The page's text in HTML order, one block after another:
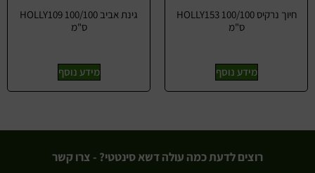
חיוך נרקיס HOLLY153 100/100
ס"מ
מידע נוסף
גינת אביב HOLLY109 100/100
ס"מ
מידע נוסף
רוצים לדעת כמה עולה דשא סינטטי? - צרו קשר